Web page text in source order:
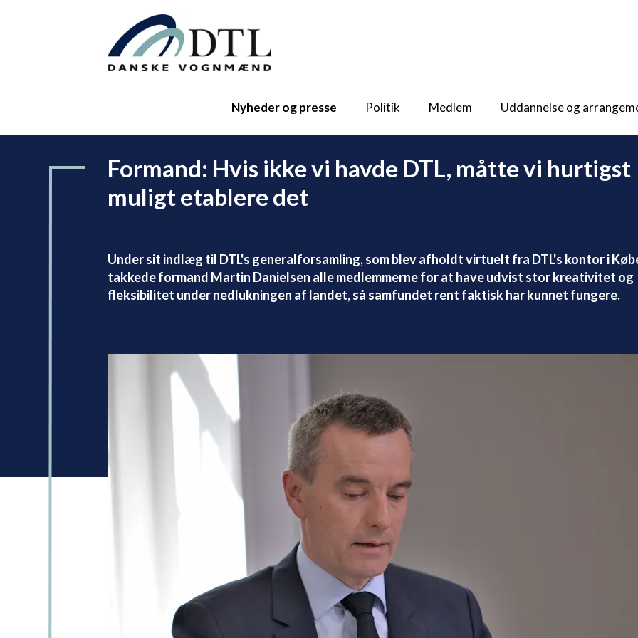
Nyheder og presse Politik Medlem Uddannelse og
Formand: Hvis ikke vi havde DTL, måtte vi hurtigst
muligt etablere det
Under sit indlæg til DTL's generalforsamling, som blev afholdt virtuelt fra DTL's kontor i
takkede formand Martin Danielsen alle medlemmerne for at have udvist stor kreativitet og
fleksibilitet under nedlukningen af landet, så samfundet rent faktisk har kunnet fungere.